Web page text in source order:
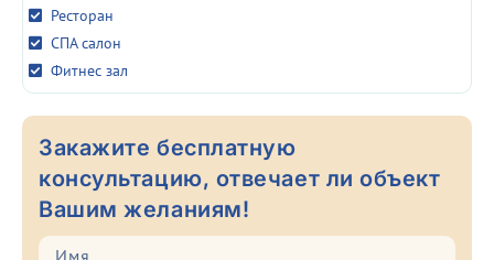
Ресторан
СПА салон
Фитнес зал
Закажите бесплатную
консультацию, отвечает ли объект
Вашим желаниям!